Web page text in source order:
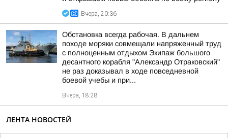
Вчера, 20:36
Обстановка всегда рабочая. В дальнем
походе моряки совмещали напряженный труд
с полноценным отдыхом Экипаж большого
десантного корабля "Александр Отраковский"
не раз доказывал в ходе повседневной
боевой учебы и при...
Вчера, 18:28
ЛЕНТА НОВОСТЕЙ